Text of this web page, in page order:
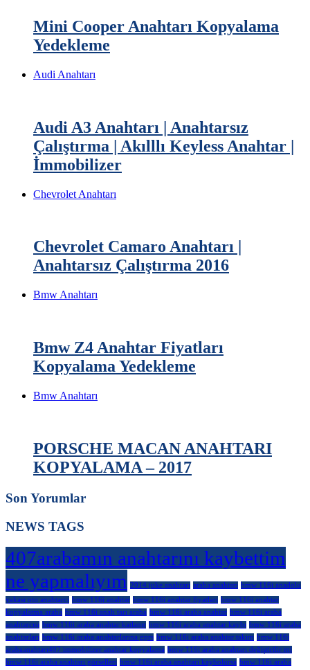
Mini Cooper Anahtarı Kopyalama
Yedekleme
Audi Anahtarı
Audi A3 Anahtarı | Anahtarsız
Çalıştırma | Akılllı Keyless Anahtar |
İmmobilizer
Chevrolet Anahtarı
Chevrolet Camaro Anahtarı |
Anahtarsız Çalıştırma 2016
Bmw Anahtarı
Bmw Z4 Anahtar Fiyatları
Kopyalama Yedekleme
Bmw Anahtarı
PORSCHE MACAN ANAHTARI
KOPYALAMA – 2017
Son Yorumlar
NEWS TAGS
407arabamın anahtarını kaybettim
ne yapmalıyım 2014 juke anahtarı araba anahtarı bmw 116i anadolu
yakası oto anahtarcı bmw 116i anahtar bmw 116i anahtar fiyatları bmw 116i anahtar
kopyalatma araba bmw 116i anah tarı araba bmw 116i araba anahtar bmw 116i araba
anahtarcısı bmw 116i araba anahtar katlanır bmw 116i araba anahtar kaybı bmw 116i araba
anahtarları bmw 116i araba anahtarlarına gprs bmw 116i araba anahtar takım
bmw 116i
arabaanahtarı407 immobilizer anahtar kopyalama bmw 116i araba anahtarı değiştirilir mi
bmw 116i araba anahtarı görselleri bmw 116i araba anahtarı kaybolursa bmw 116i araba